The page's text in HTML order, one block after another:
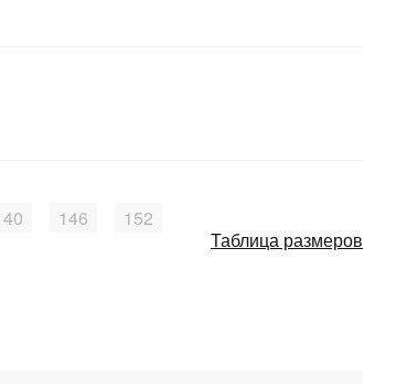
146
152
Таблица размеров